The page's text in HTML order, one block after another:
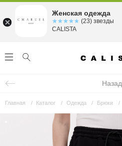
Назад
Главная Каталог Одежда Брюки
Женская одежда
☆☆☆☆☆
★★★★★ (23) звезды
CALISTA